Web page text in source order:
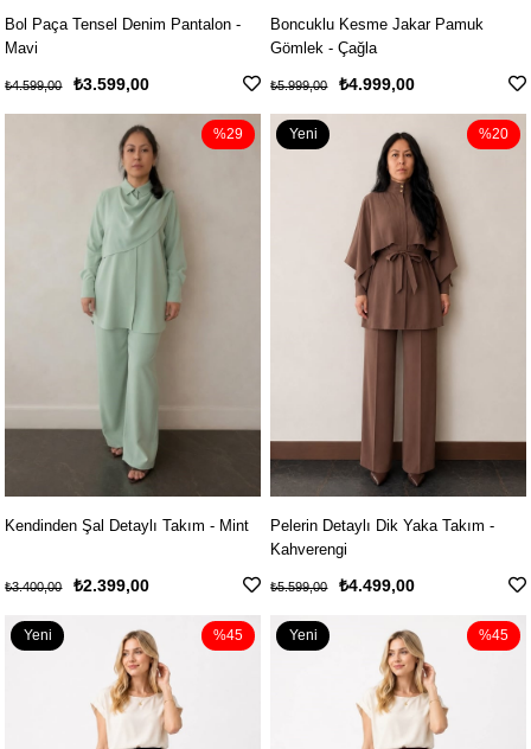
Bol Paça Tensel Denim Pantalon -
Mavi
₺3.599,00
₺4.599,00
Boncuklu Kesme Jakar Pamuk
Gömlek - Çağla
₺4.999,00
₺5.999,00
Kendinden Şal Detaylı Takım - Mint
₺2.399,00
₺3.400,00
%29
Pelerin Detaylı Dik Yaka Takım -
Kahverengi
₺4.499,00
₺5.599,00
%20
Yeni
%45
Yeni
%45
Yeni